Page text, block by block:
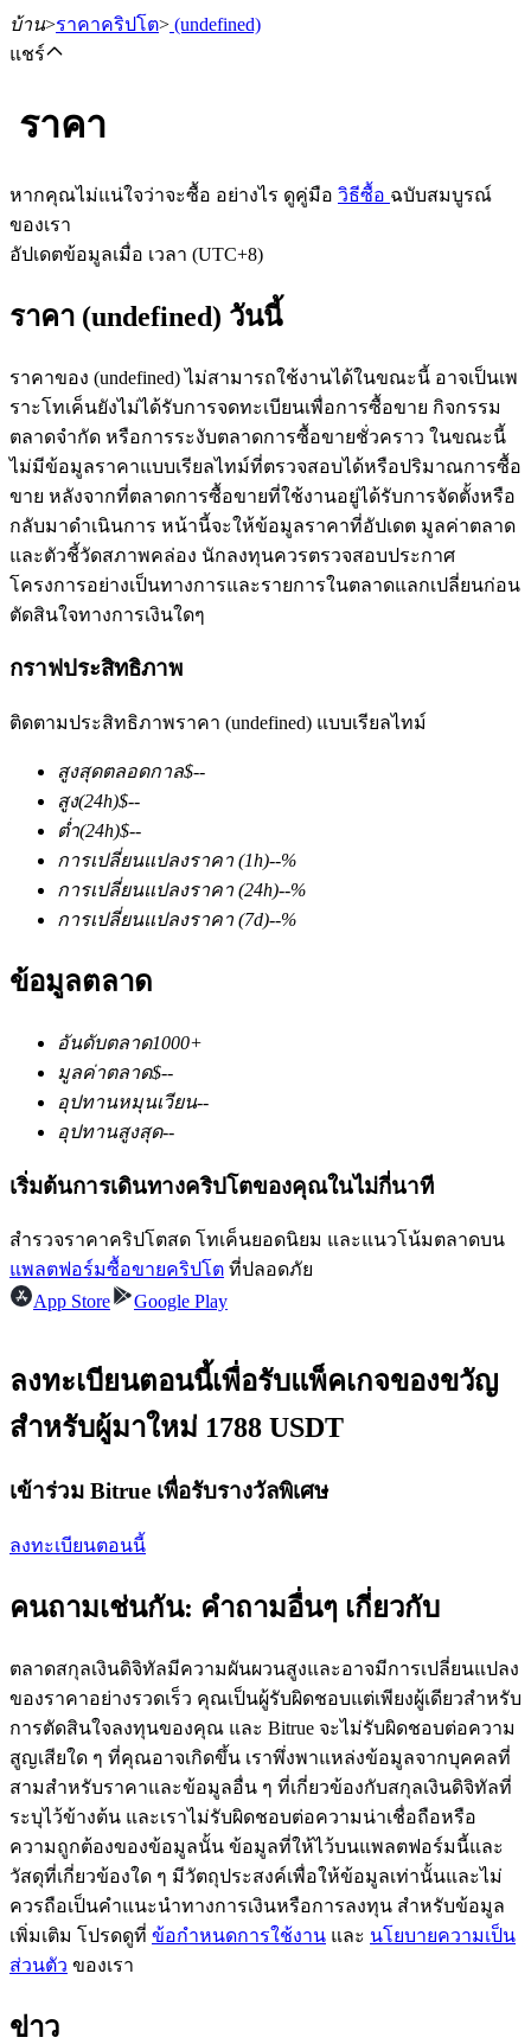
ฟิวเจอร์ส USDT
ฟิวเจอร์สที่ใช้ USDT เป็นหลักประกัน
ฟิวเจอร์ส COIN-M
ฟิวเจอร์สสกุลเงินดิจิทัล
TradFi
อนุพันธ์ของหุ้น ฟอเร็กซ์ โลหะมีค่า และสินค้าโภคภัณฑ์
เป็นเทรดเดอร์คัดลอก
เพลิดเพลินกับการแบ่งปันผลกำไรและค่าคอมมิชชั่นการคัด
ลอกการซื้อขาย
บ้าน>ราคาคริปโต> (undefined)
แชร์
ราคา
หากคุณไม่แน่ใจว่าจะซื้อ อย่างไร ดูคู่มือ วิธีซื้อ ฉบับสมบูรณ์
ของเรา
อัปเดตข้อมูลเมื่อ เวลา (UTC+8)
ราคา (undefined) วันนี้
ราคาของ (undefined) ไม่สามารถใช้งานได้ในขณะนี้ อาจเป็นเพ
ราะโทเค็นยังไม่ได้รับการจดทะเบียนเพื่อการซื้อขาย กิจกรรม
ตลาดจำกัด หรือการระงับตลาดการซื้อขายชั่วคราว ในขณะนี้
ไม่มีข้อมูลราคาแบบเรียลไทม์ที่ตรวจสอบได้หรือปริมาณการซื้อ
ขาย หลังจากที่ตลาดการซื้อขายที่ใช้งานอยู่ได้รับการจัดตั้งหรือ
กลับมาดำเนินการ หน้านี้จะให้ข้อมูลราคาที่อัปเดต มูลค่าตลาด
และตัวชี้วัดสภาพคล่อง นักลงทุนควรตรวจสอบประกาศ
โครงการอย่างเป็นทางการและรายการในตลาดแลกเปลี่ยนก่อน
ตัดสินใจทางการเงินใดๆ
กราฟประสิทธิภาพ
ติดตามประสิทธิภาพราคา (undefined) แบบเรียลไทม์
สูงสุดตลอดกาล$--
สูง(24h)$--
ต่ำ(24h)$--
การเปลี่ยนแปลงราคา (1h)--%
การเปลี่ยนแปลงราคา (24h)--%
การเปลี่ยนแปลงราคา (7d)--%
ข้อมูลตลาด
อันดับตลาด1000+
มูลค่าตลาด$--
อุปทานหมุนเวียน--
อุปทานสูงสุด--
เริ่มต้นการเดินทางคริปโตของคุณในไม่กี่นาที
สำรวจราคาคริปโตสด โทเค็นยอดนิยม และแนวโน้มตลาดบน
แพลตฟอร์มซื้อขายคริปโต ที่ปลอดภัย
App Store
Google Play
ลงทะเบียนตอนนี้เพื่อรับแพ็คเกจของขวัญ
สำหรับผู้มาใหม่ 1788 USDT
เข้าร่วม Bitrue เพื่อรับรางวัลพิเศษ
ลงทะเบียนตอนนี้
คนถามเช่นกัน: คำถามอื่นๆ เกี่ยวกับ
ตลาดสกุลเงินดิจิทัลมีความผันผวนสูงและอาจมีการเปลี่ยนแปลง
ของราคาอย่างรวดเร็ว คุณเป็นผู้รับผิดชอบแต่เพียงผู้เดียวสำหรับ
การตัดสินใจลงทุนของคุณ และ Bitrue จะไม่รับผิดชอบต่อความ
สูญเสียใด ๆ ที่คุณอาจเกิดขึ้น เราพึ่งพาแหล่งข้อมูลจากบุคคลที่
สามสำหรับราคาและข้อมูลอื่น ๆ ที่เกี่ยวข้องกับสกุลเงินดิจิทัลที่
ระบุไว้ข้างต้น และเราไม่รับผิดชอบต่อความน่าเชื่อถือหรือ
ความถูกต้องของข้อมูลนั้น ข้อมูลที่ให้ไว้บนแพลตฟอร์มนี้และ
วัสดุที่เกี่ยวข้องใด ๆ มีวัตถุประสงค์เพื่อให้ข้อมูลเท่านั้นและไม่
ควรถือเป็นคำแนะนำทางการเงินหรือการลงทุน สำหรับข้อมูล
เพิ่มเติม โปรดดูที่ ข้อกำหนดการใช้งาน และ นโยบายความเป็น
ส่วนตัว ของเรา
ข่าว